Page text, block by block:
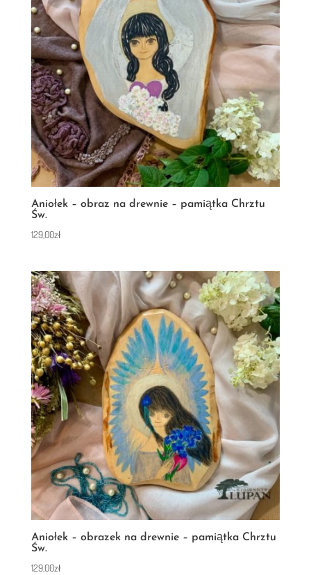
Aniołek – obraz na drewnie – pamiątka Chrztu
Św.
129,00zł
Aniołek – obrazek na drewnie – pamiątka Chrztu
Św.
129,00zł